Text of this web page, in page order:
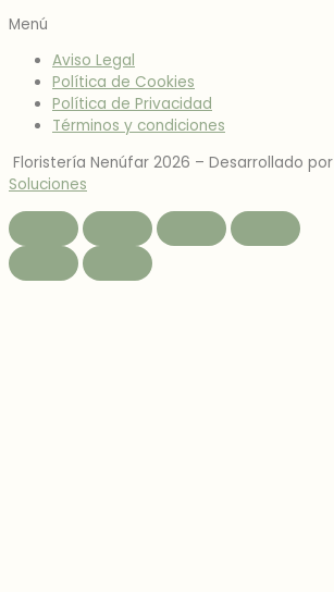
Menú
Aviso Legal
Política de Cookies
Política de Privacidad
Términos y condiciones
Floristería Nenúfar 2026 – Desarrollado por
Soluciones